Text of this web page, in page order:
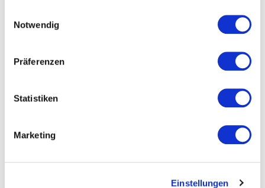
Cookies, wenn Sie unsere Webseite weiterhin nutzen.
Notwendig
Präferenzen
Statistiken
Marketing
Einstellungen